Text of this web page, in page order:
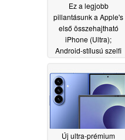
Ez a legjobb
pillantásunk a Apple's
első összehajtható
iPhone (Ultra);
Android-stílusú szelfi
Új ultra-prémium